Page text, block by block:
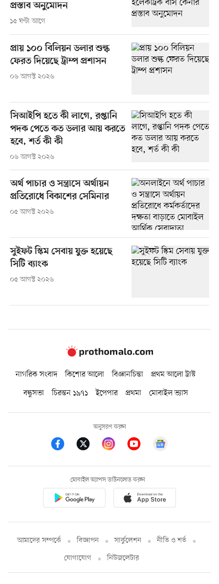
প্রস্তাব অনুমোদন
১৫ ঘণ্টা আগে
প্রায় ১০০ বিলিয়ন ডলার শুল্ক
ফেরত দিয়েছে ট্রাম্প প্রশাসন
০৬ আগস্ট ২০২৬
সিআইপি হতে কী লাগে, রপ্তানি
পদক পেতে কত ডলার আয় করতে
হবে, শর্ত কী কী
০৬ আগস্ট ২০২৬
অর্থ পাচার ও সন্ত্রাসে অর্থায়ন
প্রতিরোধে বিকাশের সেমিনার
০৫ আগস্ট ২০২৬
সুইফট স্কিম সেবায় যুক্ত হয়েছে
সিটি ব্যাংক
০৫ আগস্ট ২০২৬
নাগরিক সংবাদ কিশোর আলো বিজ্ঞানচিন্তা
প্রথম আলো ট্রাস্ট
বন্ধুসভা
চিরন্তন ১৯৭১ ইপেপার প্রথমা মোবাইল ভ্যাস
অনুসরণ করুন
মোবাইল অ্যাপস ডাউনলোড করুন
আমাদের সম্পর্কে বিজ্ঞাপন সার্কুলেশন
নীতি ও শর্ত
যোগাযোগ
নিউজলেটার